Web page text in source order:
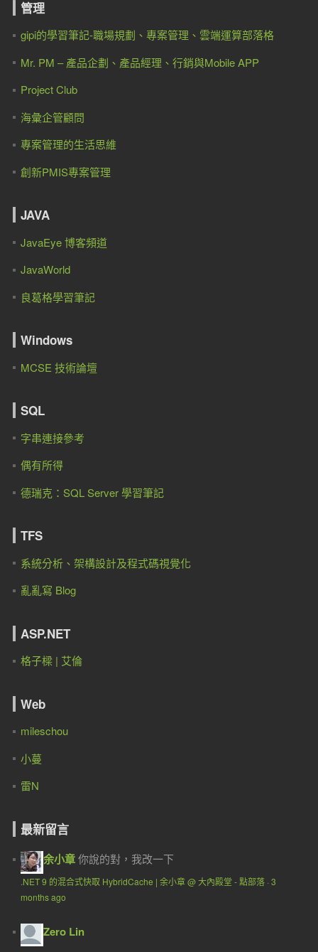
管理
gipi的學習筆記-職場規劃、專案管理、雲端運算部落格
Mr. PM – 產品企劃、產品經理、行銷與Mobile APP
Project Club
海彙企管顧問
專案管理的生活思維
創新PMIS專案管理
JAVA
JavaEye 博客頻道
JavaWorld
良葛格學習筆記
Windows
MCSE 技術論壇
SQL
字串連接參考
偶有所得
德瑞克：SQL Server 學習筆記
TFS
系統分析、架構設計及程式碼視覺化
亂亂寫 Blog
ASP.NET
格子樑 | 艾倫
Web
mileschou
小蔓
雷N
最新留言
余小章你說的對，我改一下
.NET 9 的混合式快取 HybridCache | 余小章 @ 大內殿堂 - 點部落· 3
months ago
Zero Lin